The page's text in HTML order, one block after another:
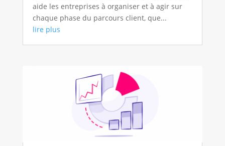
aide les entreprises à organiser et à agir sur
chaque phase du parcours client, que...
lire plus